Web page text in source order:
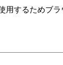
用するためブ